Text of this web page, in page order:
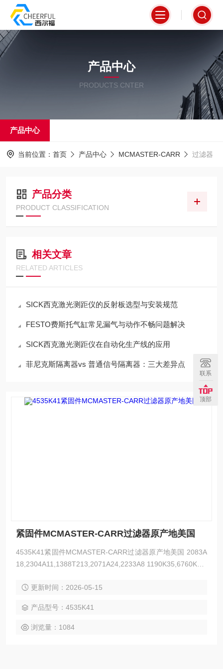
产品中心
PRODUCTS CNTER
产品中心
当前位置： 首页 产品中心 MCMASTER-CARR 过滤器
产品分类
PRODUCT CLASSIFICATION
相关文章
RELATED ARTICLES
SICK西克激光测距仪的反射板选型与安装规范
FESTO费斯托气缸常见漏气与动作不畅问题解决
SICK西克激光测距仪在自动化生产线的应用
菲尼克斯隔离器vs 普通信号隔离器：三大差异点
紧固件MCMASTER-CARR过滤器原产地美国
4535K41紧固件MCMASTER-CARR过滤器原产地美国 2083A
18,2304A11,1388T213,2071A24,2233A8 1190K35,6760K15,
2,5966K13,6396K71,94135K1
更新时间：2026-05-15
产品型号：4535K41
浏览量：1084
联系
顶部